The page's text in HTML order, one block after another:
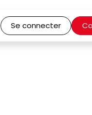
Se connecter